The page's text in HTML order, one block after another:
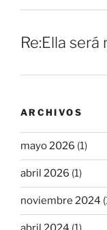
Re:Ella será
ARCHIVOS
mayo 2026 (1)
abril 2026 (1)
noviembre 2024